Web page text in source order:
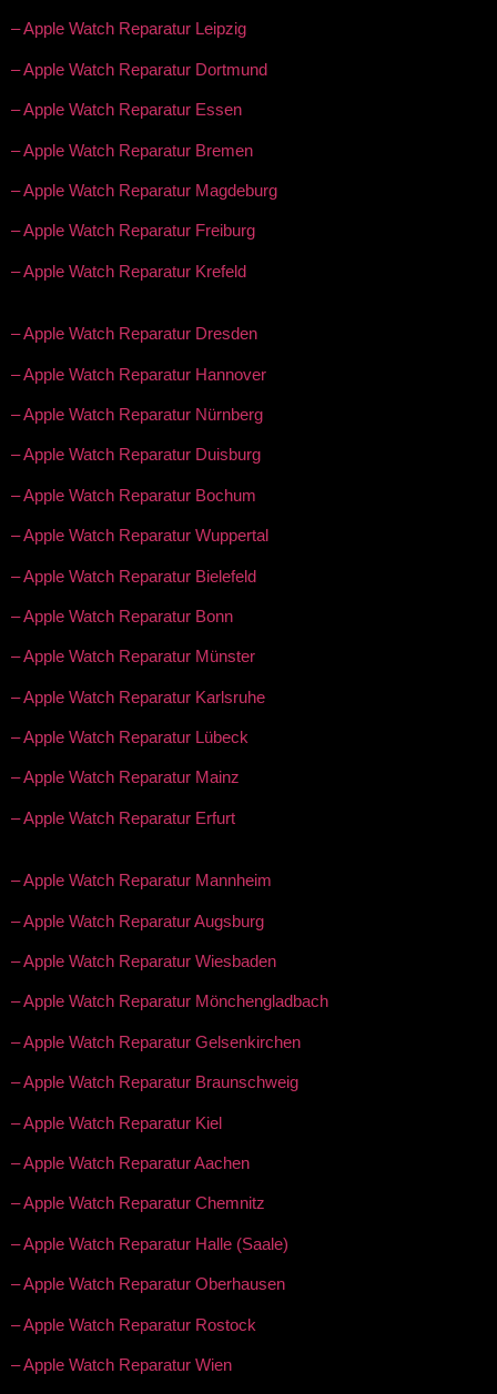
– Apple Watch Reparatur Leipzig
– Apple Watch Reparatur Dortmund
– Apple Watch Reparatur Essen
– Apple Watch Reparatur Bremen
– Apple Watch Reparatur Magdeburg
– Apple Watch Reparatur Freiburg
– Apple Watch Reparatur Krefeld
– Apple Watch Reparatur Dresden
– Apple Watch Reparatur Hannover
– Apple Watch Reparatur Nürnberg
– Apple Watch Reparatur Duisburg
– Apple Watch Reparatur Bochum
– Apple Watch Reparatur Wuppertal
– Apple Watch Reparatur Bielefeld
– Apple Watch Reparatur Bonn
– Apple Watch Reparatur Münster
– Apple Watch Reparatur Karlsruhe
– Apple Watch Reparatur Lübeck
– Apple Watch Reparatur Mainz
– Apple Watch Reparatur Erfurt
– Apple Watch Reparatur Mannheim
– Apple Watch Reparatur Augsburg
– Apple Watch Reparatur Wiesbaden
– Apple Watch Reparatur Mönchengladbach
– Apple Watch Reparatur Gelsenkirchen
– Apple Watch Reparatur Braunschweig
– Apple Watch Reparatur Kiel
– Apple Watch Reparatur Aachen
– Apple Watch Reparatur Chemnitz
– Apple Watch Reparatur Halle (Saale)
– Apple Watch Reparatur Oberhausen
– Apple Watch Reparatur Rostock
– Apple Watch Reparatur Wien